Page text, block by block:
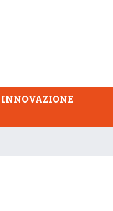
INNOVAZIONE